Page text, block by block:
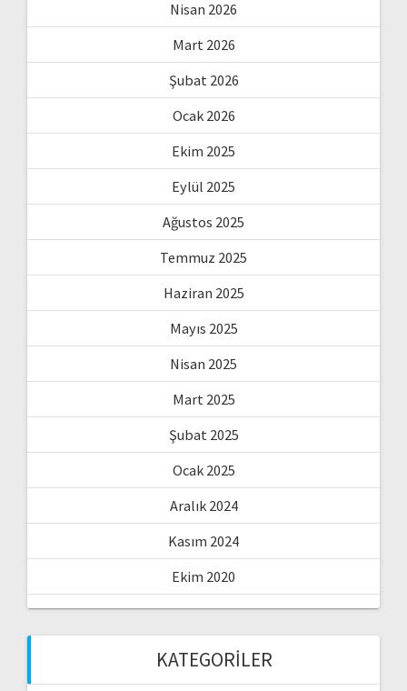
Nisan 2026
Mart 2026
Şubat 2026
Ocak 2026
Ekim 2025
Eylül 2025
Ağustos 2025
Temmuz 2025
Haziran 2025
Mayıs 2025
Nisan 2025
Mart 2025
Şubat 2025
Ocak 2025
Aralık 2024
Kasım 2024
Ekim 2020
KATEGORILER